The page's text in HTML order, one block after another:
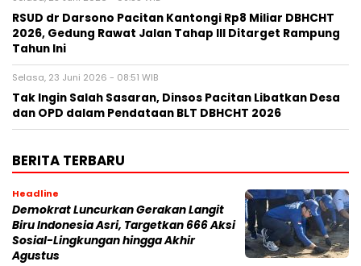
RSUD dr Darsono Pacitan Kantongi Rp8 Miliar DBHCHT
2026, Gedung Rawat Jalan Tahap III Ditarget Rampung
Tahun Ini
Selasa, 23 Juni 2026 - 08:51 WIB
Tak Ingin Salah Sasaran, Dinsos Pacitan Libatkan Desa
dan OPD dalam Pendataan BLT DBHCHT 2026
BERITA TERBARU
Headline
Demokrat Luncurkan Gerakan Langit
Biru Indonesia Asri, Targetkan 666 Aksi
Sosial-Lingkungan hingga Akhir
Agustus